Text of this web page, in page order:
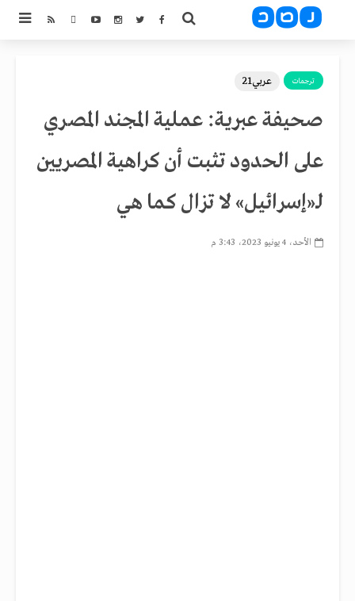
ترجمات عربي21
صحيفة عبرية: عملية المجند المصري
على الحدود تثبت أن كراهية المصريين
لـ«إسرائيل» لا تزال كما هي
الأحد، 4 يونيو 2023، 3:43 م